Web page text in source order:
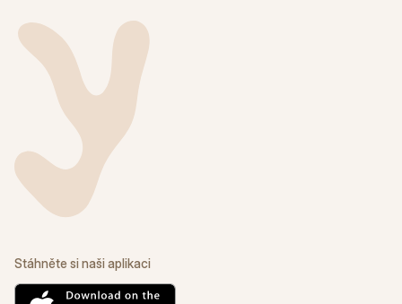
Stáhněte si naši aplikaci